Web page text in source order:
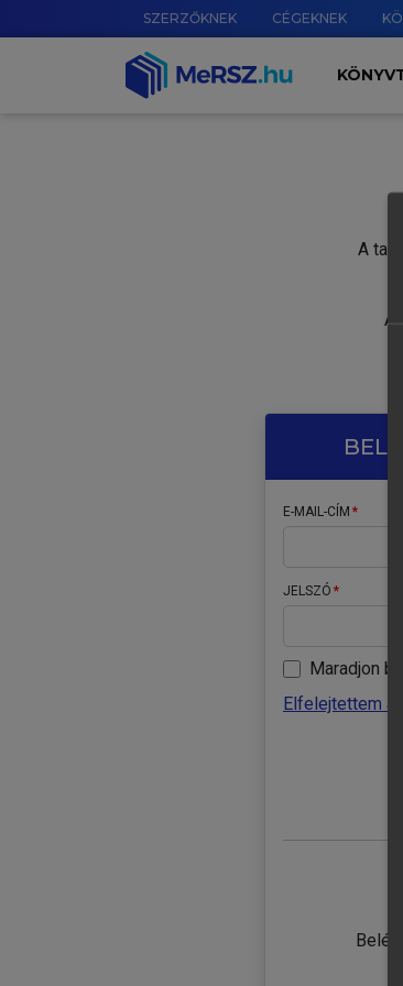
SZERZŐKNEK CÉGEKNEK
A
A
E-MAIL-CÍM
JELSZÓ
Maradjon
Elfelejtettem a